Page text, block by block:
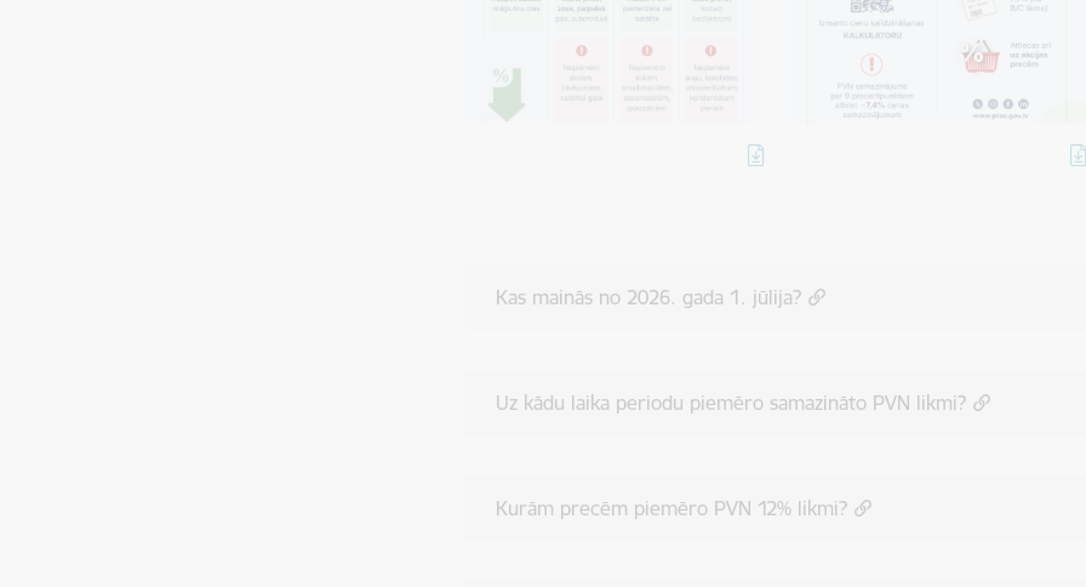
Kas mainās no 2026. gada 1. jūlija?
Uz kādu laika periodu piemēro samazināto PVN likmi?
Kurām precēm piemēro PVN 12% likmi?